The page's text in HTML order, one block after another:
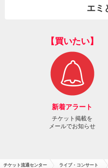
エミ
【買いたい】
新着アラート
チケット掲載を
メールでお知らせ
チケット流通センター ライブ・コンサート